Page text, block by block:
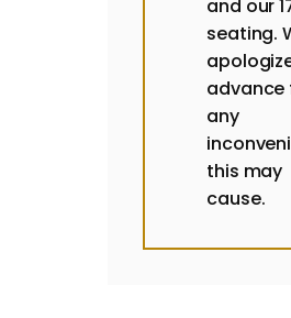
and our
seating.
advance
any
this may
cause.